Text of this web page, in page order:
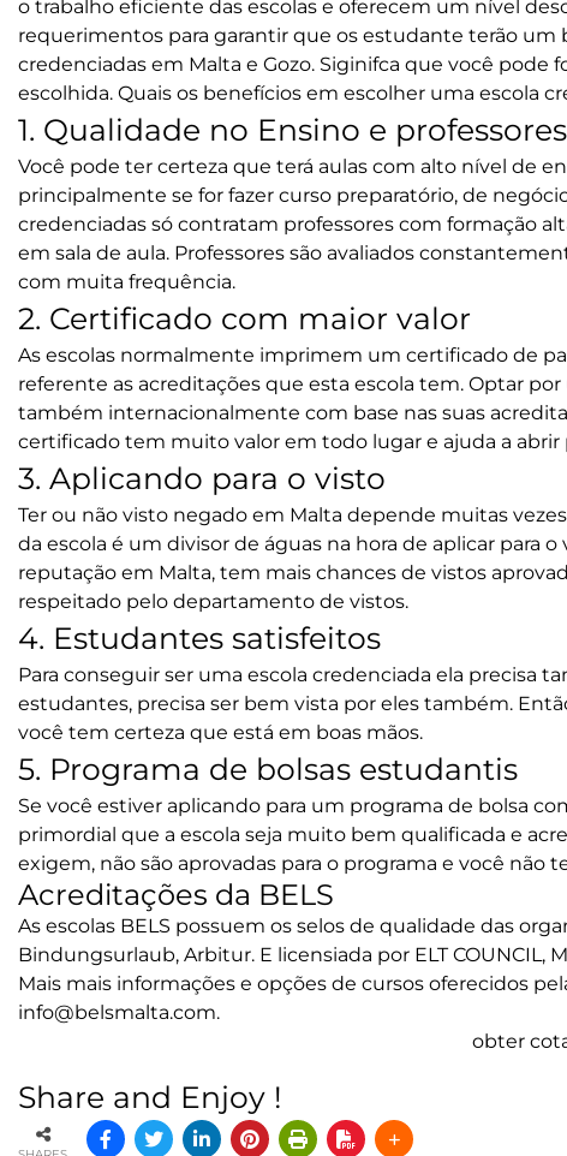
o trabalho eficiente das escolas e oferecem um nível
requerimentos para garantir que os estudante terão um
credenciadas em Malta e Gozo. Siginifca que você pode
escolhida. Quais os benefícios em escolher uma escola
1. Qualidade no Ensino e professores
Você pode ter certeza que terá aulas com alto nível de
principalmente se for fazer curso preparatório, de
credenciadas só contratam professores com formação
em sala de aula. Professores são avaliados
com muita frequência.
2. Certificado com maior valor
As escolas normalmente imprimem um certificado de
referente as acreditações que esta escola tem. Optar
também internacionalmente com base nas suas
certificado tem muito valor em todo lugar e ajuda a
3. Aplicando para o visto
Ter ou não visto negado em Malta depende muitas
da escola é um divisor de águas na hora de aplicar para
reputação em Malta, tem mais chances de vistos
respeitado pelo departamento de vistos.
4. Estudantes satisfeitos
Para conseguir ser uma escola credenciada ela precisa
estudantes, precisa ser bem vista por eles também.
você tem certeza que está em boas mãos.
5. Programa de bolsas estudantis
Se você estiver aplicando para um programa de bolsa
primordial que a escola seja muito bem qualificada e
exigem, não são aprovadas para o programa e você não
Acreditações da BELS
As escolas BELS possuem os selos de qualidade das
Bindungsurlaub, Arbitur. E licensiada por ELT COUNCIL,
Mais mais informações e opções de cursos oferecidos
info@belsmalta.com.
obter
Share and Enjoy !